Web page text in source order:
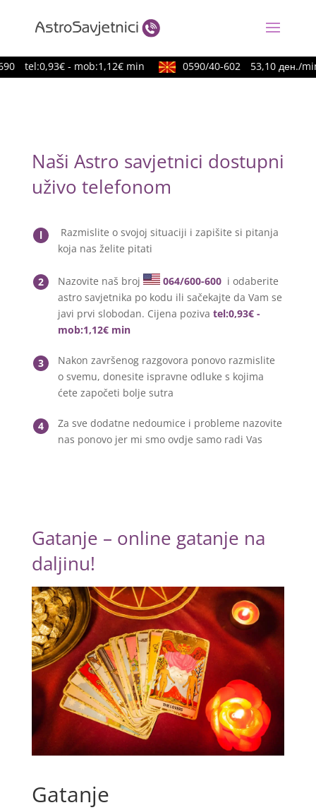
tel:0,93€ - mob:1,12€ min 0590/40-602 53,10 ден./min
Naši Astro savjetnici dostupni
uživo telefonom
l
Razmislite o svojoj situaciji i zapišite si pitanja
koja nas želite pitati
2 Nazovite naš broj 064/600-600 i odaberite
astro savjetnika po kodu ili sačekajte da Vam se
javi prvi slobodan. Cijena poziva tel:0,93€ -
mob:1,12€ min
3
Nakon završenog razgovora ponovo razmislite
o svemu, donesite ispravne odluke s kojima
ćete započeti bolje sutra
4
Za sve dodatne nedoumice i probleme nazovite
nas ponovo jer mi smo ovdje samo radi Vas
Gatanje – online gatanje na
daljinu!
Gatanje